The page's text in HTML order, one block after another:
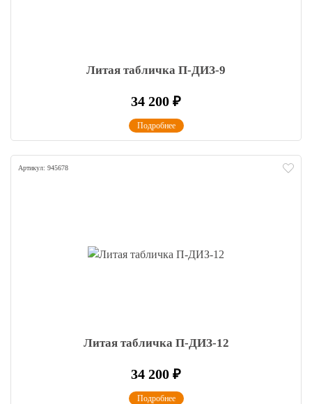
Литая табличка П-ДИЗ-9
34 200 ₽
Подробнее
Артикул: 945678
Литая табличка П-ДИЗ-12
34 200 ₽
Подробнее